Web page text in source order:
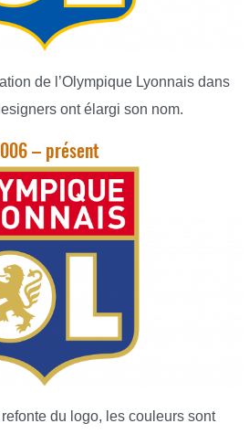
de l’Olympique Lyonnais dans
ont élargi son nom.
– présent
du logo, les couleurs sont